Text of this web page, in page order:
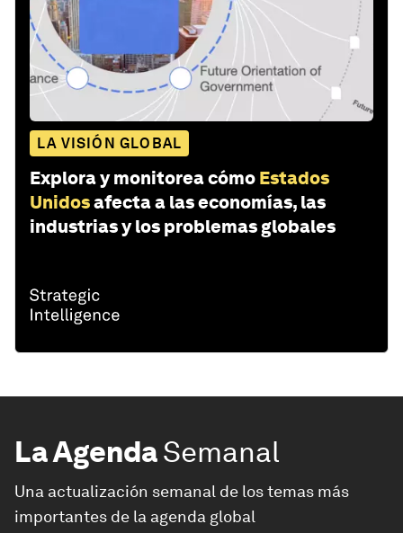
LA VISIÓN GLOBAL
Explora y monitorea cómo Estados
Unidosafecta a las economías, las
industrias y los problemas globales
La AgendaSemanal
Una actualización semanal de los temas más
importantes de la agenda global